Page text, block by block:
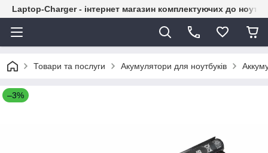
Laptop-Charger - інтернет магазин комплектуючих до
Товари та послуги Акумулятори для ноутбуків
–3%